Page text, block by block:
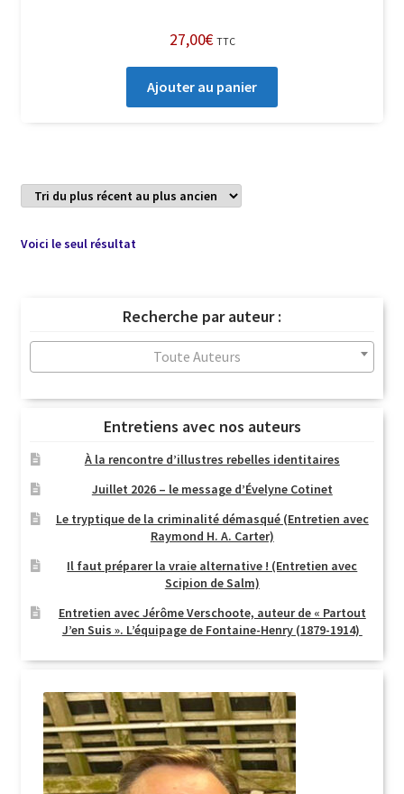
27,00€ TTC
Ajouter au panier
Voici le seul résultat
Recherche par auteur :
Toute Auteurs
Entretiens avec nos auteurs
À la rencontre d’illustres rebelles identitaires
Juillet 2026 – le message d’Évelyne Cotinet
Le tryptique de la criminalité démasqué (Entretien avec
Raymond H. A. Carter)
Il faut préparer la vraie alternative ! (Entretien avec
Scipion de Salm)
Entretien avec Jérôme Verschoote, auteur de « Partout
J’en Suis ». L’équipage de Fontaine-Henry (1879-1914)